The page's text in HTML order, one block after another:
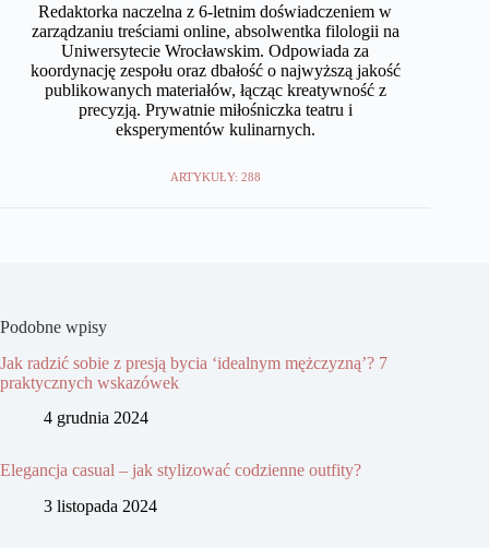
Redaktorka naczelna z 6-letnim doświadczeniem w
zarządzaniu treściami online, absolwentka filologii na
Uniwersytecie Wrocławskim. Odpowiada za
koordynację zespołu oraz dbałość o najwyższą jakość
publikowanych materiałów, łącząc kreatywność z
precyzją. Prywatnie miłośniczka teatru i
eksperymentów kulinarnych.
ARTYKUŁY: 288
Podobne wpisy
Jak radzić sobie z presją bycia ‘idealnym mężczyzną’? 7
praktycznych wskazówek
4 grudnia 2024
Elegancja casual – jak stylizować codzienne outfity?
3 listopada 2024